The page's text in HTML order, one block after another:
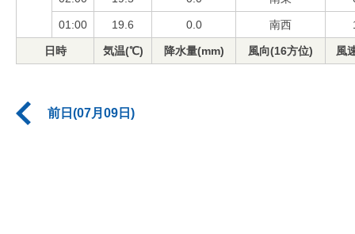
01:00 19.6 0.0 南西
日時 気温(℃) 降水量(mm) 風向(16方位) 風
前日(07月09日)